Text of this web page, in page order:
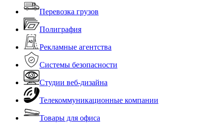
Перевозка грузов
Полиграфия
Рекламные агентства
Системы безопасности
Студии веб-дизайна
Телекоммуникационные компании
Товары для офиса